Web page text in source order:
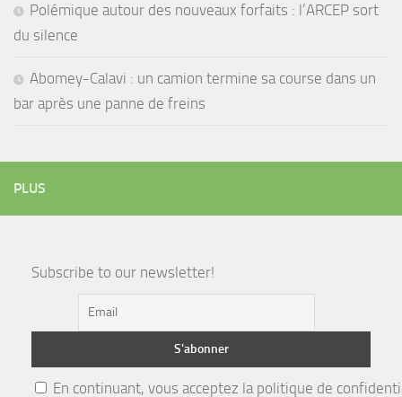
Polémique autour des nouveaux forfaits : l’ARCEP sort
du silence
Abomey-Calavi : un camion termine sa course dans un
bar après une panne de freins
PLUS
Subscribe to our newsletter!
En continuant, vous acceptez la politique de